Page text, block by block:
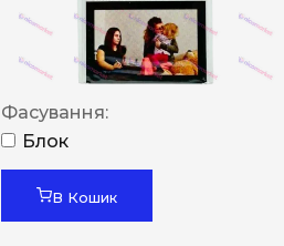
Фасування:
Блок
В Кошик